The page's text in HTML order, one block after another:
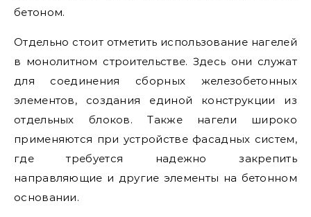
бетоном.
Отдельно стоит отметить использование нагелей
в монолитном строительстве. Здесь они служат
для соединения сборных железобетонных
элементов, создания единой конструкции из
отдельных блоков. Также нагели широко
применяются при устройстве фасадных систем,
где требуется надежно закрепить
направляющие и другие элементы на бетонном
основании.